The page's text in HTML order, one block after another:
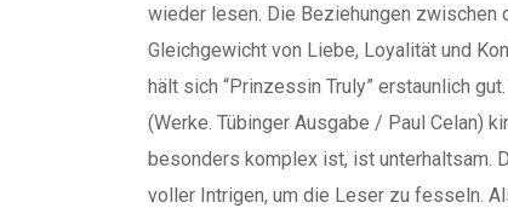
wieder lesen. Die Beziehungen zwischen
Gleichgewicht von Liebe, Loyalität und
hält sich “Prinzessin Truly” erstaunlich
(Werke. Tübinger Ausgabe / Paul Celan)
besonders komplex ist, ist unterhaltsam.
voller Intrigen, um die Leser zu fesseln.